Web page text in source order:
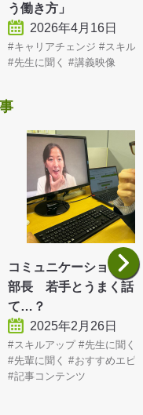
う働き方」
2026年4月16日
キャリアチェンジ
スキル
先生に聞く
講義映像
コミュニケーションに
部長 若手とうまく話
て…？
2025年2月26日
スキルアップ
先生に聞く
先輩に聞く
おすすめエピ
記事コンテンツ